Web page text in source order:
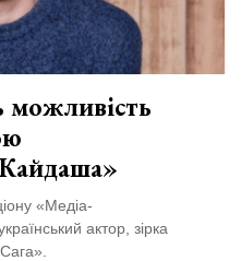
«Медіа-
актор, зірка